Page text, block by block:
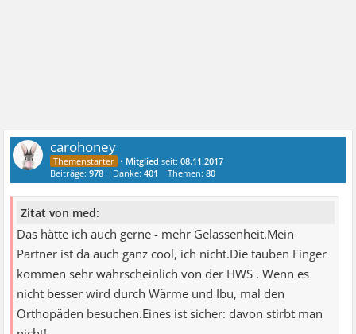
carohoney
• Mitglied seit:08.11.2017
Beiträge:978 Danke:401 Themen:80
Zitat von med:
Das hätte ich auch gerne - mehr Gelassenheit.Mein
Partner ist da auch ganz cool, ich nicht.Die tauben Finger
kommen sehr wahrscheinlich von der HWS . Wenn es
nicht besser wird durch Wärme und Ibu, mal den
Orthopäden besuchen.Eines ist sicher: davon stirbt man